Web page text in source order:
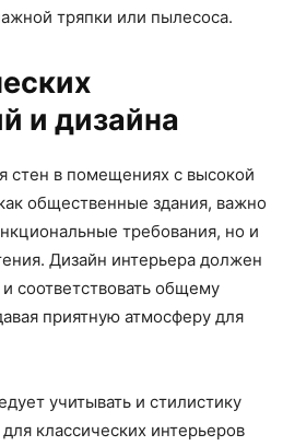
тряпки или пылесоса.
и дизайна
стен в помещениях с высокой
общественные здания, важно
требования, но и
Дизайн интерьера должен
соответствовать общему
приятную атмосферу для
учитывать и стилистику
классических интерьеров